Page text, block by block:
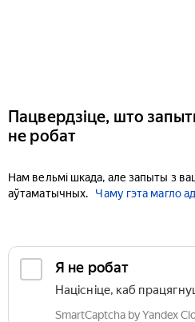
Пацвердзіце, што
не робат
Нам вельмі шкада, але запыты з
аўтаматычных.
Чаму гэта магло
Я не робат
Націсніце, каб
SmartCaptcha by Yandex